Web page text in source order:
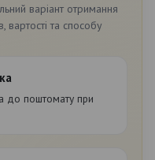
варіант отримання
вартості та способу
до поштомату при